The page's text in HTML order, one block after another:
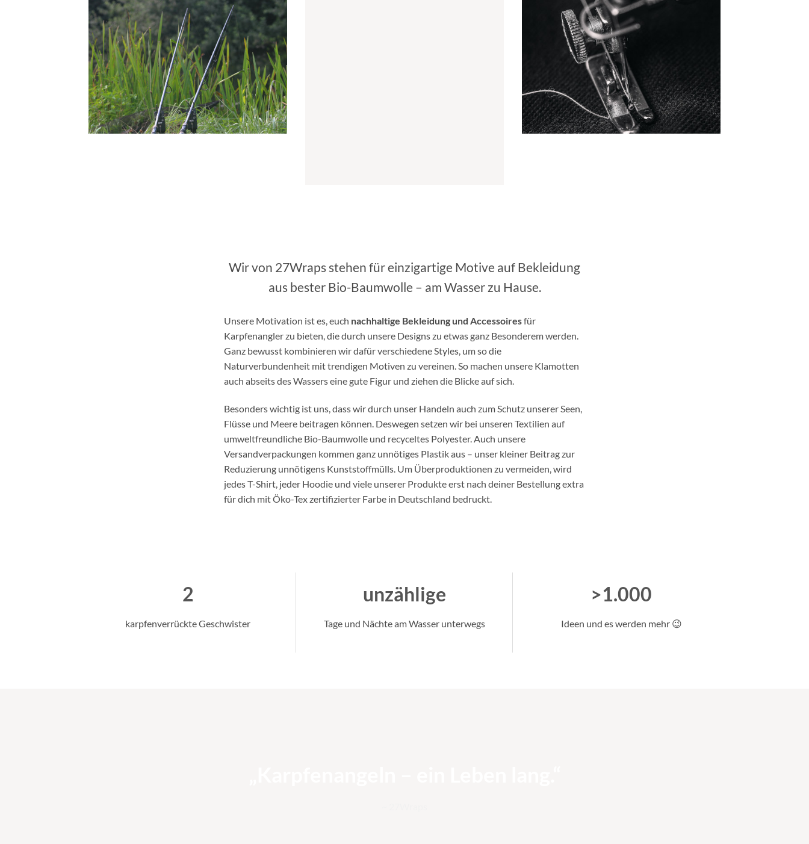
Wir von 27Wraps stehen für einzigartige Motive auf Bekleidung
aus bester Bio-Baumwolle – am Wasser zu Hause.
Unsere Motivation ist es, euch nachhaltige Bekleidung und Accessoiresfür
Karpfenangler zu bieten, die durch unsere Designs zu etwas ganz Besonderem werden.
Ganz bewusst kombinieren wir dafür verschiedene Styles, um so die
Naturverbundenheit mit trendigen Motiven zu vereinen. So machen unsere Klamotten
auch abseits des Wassers eine gute Figur und ziehen die Blicke auf sich.
Besonders wichtig ist uns, dass wir durch unser Handeln auch zum Schutz unserer Seen,
Flüsse und Meere beitragen können. Deswegen setzen wir bei unseren Textilien auf
umweltfreundliche Bio-Baumwolle und recyceltes Polyester. Auch unsere
Versandverpackungen kommen ganz unnötiges Plastik aus – unser kleiner Beitrag zur
Reduzierung unnötigens Kunststoffmülls. Um Überproduktionen zu vermeiden, wird
jedes T-Shirt, jeder Hoodie und viele unserer Produkte erst nach deiner Bestellung extra
für dich mit Öko-Tex zertifizierter Farbe in Deutschland bedruckt.
2
karpfenverrückte Geschwister
unzählige
Tage und Nächte am Wasser unterwegs
>1.000
Ideen und es werden mehr 😉